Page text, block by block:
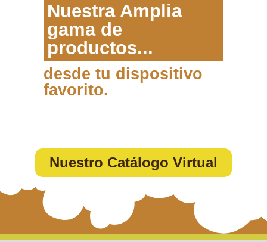
Nuestra Amplia
gama de
productos...
desde tu dispositivo
favorito.
Nuestro Catálogo Virtual